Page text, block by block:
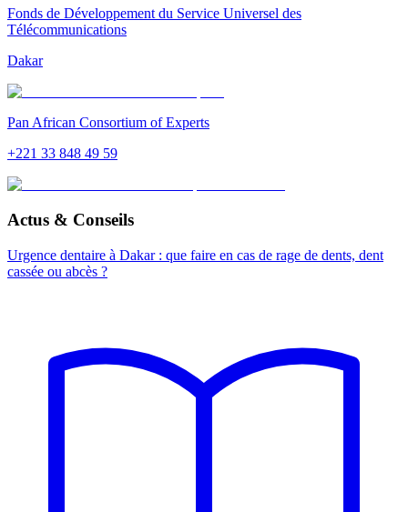
Fonds de Développement du Service Universel des
Télécommunications
Dakar
Pan African Consortium of Experts
+221 33 848 49 59
Actus & Conseils
Urgence dentaire à Dakar : que faire en cas de rage de dents, dent
cassée ou abcès ?